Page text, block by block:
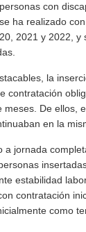
con
ha realizado
2021 y 2022, y
la
contratación
meses. De ellos,
en la
a jornada
estabilidad
contratación
como